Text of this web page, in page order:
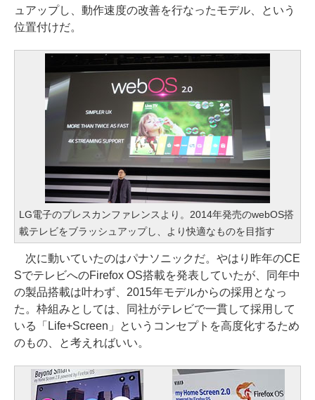
ュアップし、動作速度の改善を行なったモデル、という
位置付けだ。
LG電子のプレスカンファレンスより。2014年発売のwebOS搭
載テレビをブラッシュアップし、より快適なものを目指す
次に動いていたのはパナソニックだ。やはり昨年のCE
SでテレビへのFirefox OS搭載を発表していたが、同年中
の製品搭載は叶わず、2015年モデルからの採用となっ
た。枠組みとしては、同社がテレビで一貫して採用して
いる「Life+Screen」というコンセプトを高度化するため
のもの、と考えればいい。